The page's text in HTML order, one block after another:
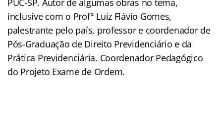
PUC-SP. Autor de algumas obras no tema,
inclusive com o Prof° Luiz Flávio Gomes,
palestrante pelo país, professor e coordenador de
Pós-Graduação de Direito Previdenciário e da
Prática Previdenciária. Coordenador Pedagógico
do Projeto Exame de Ordem.